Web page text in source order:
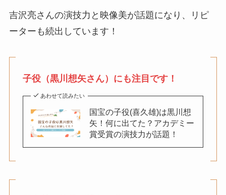
吉沢亮さんの演技力と映像美が話題になり、リピ
ーターも続出しています！
子役（黒川想矢さん）にも注目です！
あわせて読みたい
国宝の子役(喜久雄)は黒川想
矢！何に出てた？アカデミー
賞受賞の演技力が話題！